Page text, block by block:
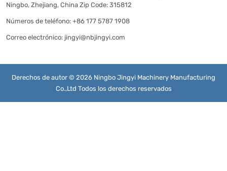
Ningbo, Zhejiang, China Zip Code: 315812
Números de teléfono: +86 177 5787 1908
Correo electrónico: jingyi@nbjingyi.com
Derechos de autor © 2026 Ningbo Jingyi Machinery Manufacturing
Co.,Ltd Todos los derechos reservados